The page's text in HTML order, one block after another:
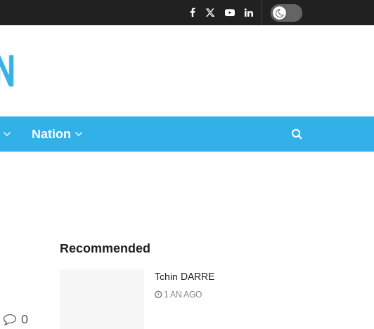
Nation
0
Recommended
Tchin DARRE
1 AN AGO